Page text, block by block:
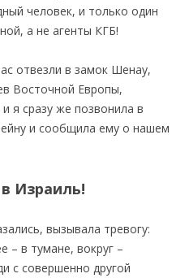
человек, и только один
а не агенты КГБ!
отвезли в замок Шенау,
Восточной Европы,
я сразу же позвонила в
и сообщила ему о нашем
Израиль!
вызывала тревогу:
– в тумане, вокруг –
с совершенно другой